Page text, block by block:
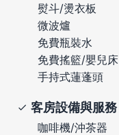
熨斗/燙衣板
微波爐
免費瓶裝水
免費搖籃/嬰兒床
手持式蓮蓬頭
客房設備與服務
咖啡機/沖茶器